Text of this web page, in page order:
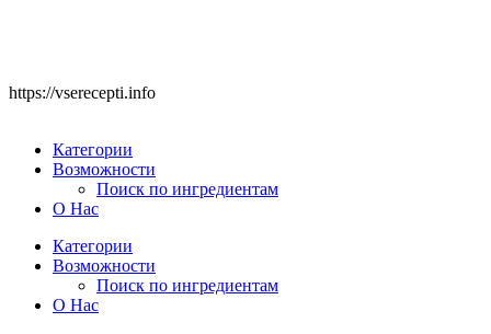
https://vserecepti.info
Категории
Возможности
Поиск по ингредиентам
О Нас
Категории
Возможности
Поиск по ингредиентам
О Нас